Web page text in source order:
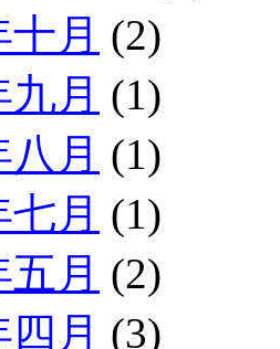
月 (2)
月 (1)
月 (1)
月 (1)
月 (2)
月 (3)